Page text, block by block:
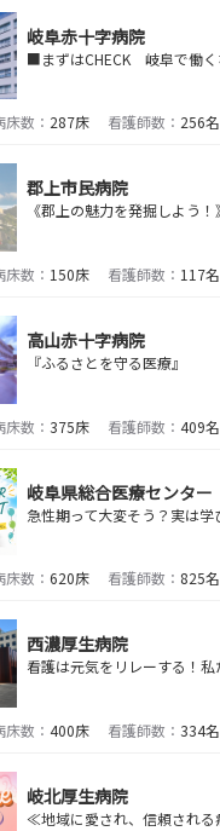
岐阜赤十字病院
床数： 287床 看護師数： 256名
郡上市民病院
床数： 150床 看護師数： 117名
高山赤十字病院
床数： 375床 看護師数： 409名
岐阜県総合医療センター
床数： 620床 看護師数： 825名
西濃厚生病院
床数： 400床 看護師数： 334名
岐北厚生病院